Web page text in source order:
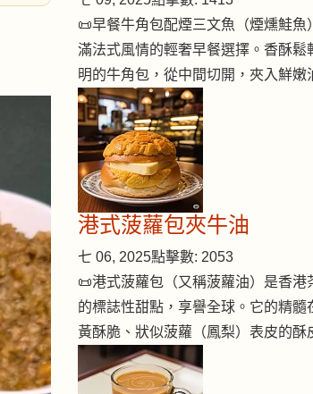
📜早餐牛角包配煙三文魚（煙燻鮭魚
滿法式風情的輕奢早餐選擇。香酥鬆
明的牛角包，從中間切開，夾入鮮
港式菠蘿包夾牛油
七 06, 2025點擊數: 2053
📜港式菠蘿包（又稱菠蘿油）是香港
的標誌性甜點，享譽全球。它的精髓
黃酥脆、狀似菠蘿（鳳梨）表皮的